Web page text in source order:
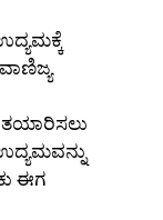
ವಾಣಿಜ್ಯ
ತಯಾರಿಸಲು
ಈಗ